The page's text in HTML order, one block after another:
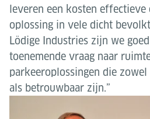
leveren een kosten
oplossing in vele dicht
Lödige Industries zijn we
toenemende vraag naar
parkeeroplossingen die
als betrouwbaar zijn.”